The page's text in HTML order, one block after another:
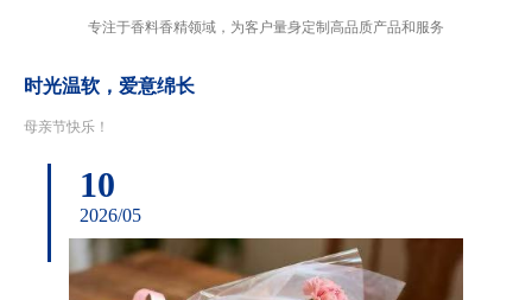
专注于香料香精领域，为客户量身定制高品质产品和服务
时光温软，爱意绵长
母亲节快乐！
10
2026/05